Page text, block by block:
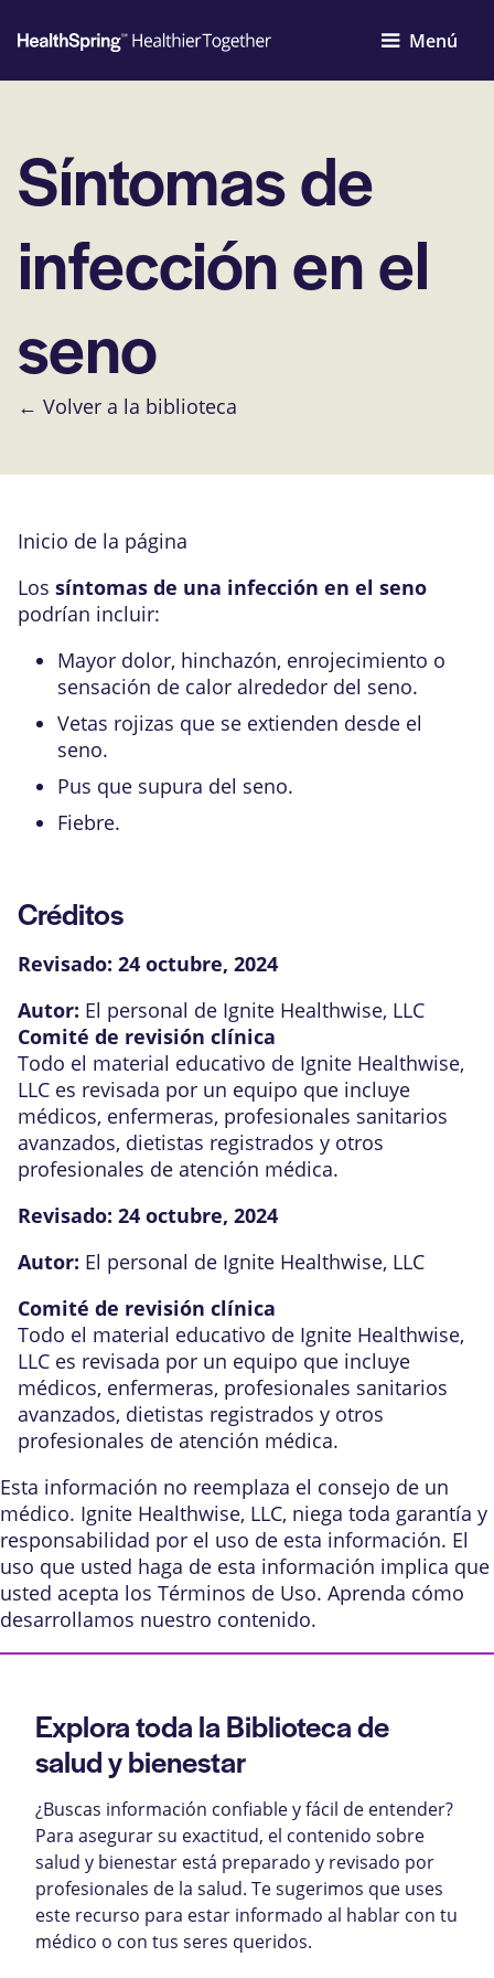
Menú
Síntomas de
infección en el
seno
← Volver a la biblioteca
Inicio de la página
Los síntomas de una infección en el seno
podrían incluir:
Mayor dolor, hinchazón, enrojecimiento o
sensación de calor alrededor del seno.
Vetas rojizas que se extienden desde el
seno.
Pus que supura del seno.
Fiebre.
Créditos
Revisado: 24 octubre, 2024
Autor: El personal de Ignite Healthwise, LLC
Comité de revisión clínica
Todo el material educativo de Ignite Healthwise,
LLC es revisada por un equipo que incluye
médicos, enfermeras, profesionales sanitarios
avanzados, dietistas registrados y otros
profesionales de atención médica.
Revisado: 24 octubre, 2024
Autor: El personal de Ignite Healthwise, LLC
Comité de revisión clínica
Todo el material educativo de Ignite Healthwise,
LLC es revisada por un equipo que incluye
médicos, enfermeras, profesionales sanitarios
avanzados, dietistas registrados y otros
profesionales de atención médica.
Esta información no reemplaza el consejo de un
médico. Ignite Healthwise, LLC, niega toda garantía y
responsabilidad por el uso de esta información. El
uso que usted haga de esta información implica que
usted acepta los Términos de Uso. Aprenda cómo
desarrollamos nuestro contenido.
Explora toda la Biblioteca de
salud y bienestar
¿Buscas información confiable y fácil de entender?
Para asegurar su exactitud, el contenido sobre
salud y bienestar está preparado y revisado por
profesionales de la salud. Te sugerimos que uses
este recurso para estar informado al hablar con tu
médico o con tus seres queridos.